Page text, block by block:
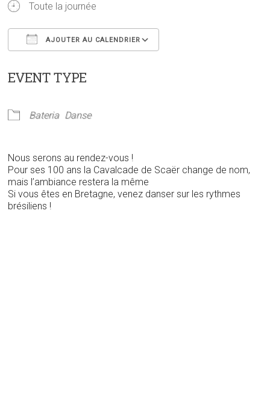
Toute la journée
AJOUTER AU CALENDRIER
EVENT TYPE
Bateria Danse
Nous serons au rendez-vous !
Pour ses 100 ans la Cavalcade de Scaër change de nom,
mais l’ambiance restera la même
Si vous êtes en Bretagne, venez danser sur les rythmes
brésiliens !